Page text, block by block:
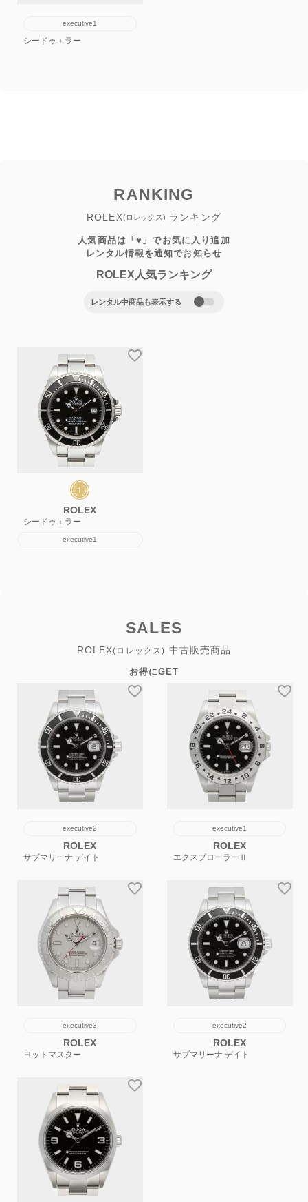
executive1
シードゥエラー
RANKING
ROLEX(ロレックス) ランキング
人気商品は「♥」でお気に入り追加
レンタル情報を通知でお知らせ
ROLEX人気ランキング
レンタル中商品も表示する
ROLEX
シードゥエラー
executive1
SALES
ROLEX(ロレックス) 中古販売商品
お得にGET
executive2
ROLEX
サブマリーナ デイト
executive1
ROLEX
エクスプローラーⅡ
executive3
ROLEX
ヨットマスター
executive2
ROLEX
サブマリーナ デイト